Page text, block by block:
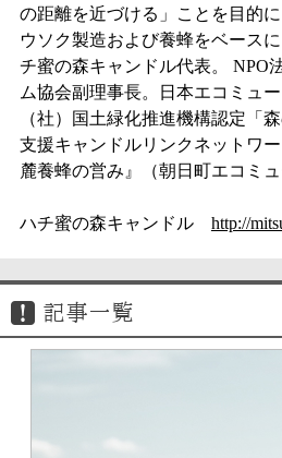
の距離を近づける」ことを目的
ウソク製造および養蜂をベース
チ蜜の森キャンドル代表。 NPO
ム協会副理事長。日本エコミュ
（社）国土緑化推進機構認定「
支援キャンドルリンクネットワ
麓養蜂の営み』（朝日町エコミ
ハチ蜜の森キャンドル http://
記事一覧